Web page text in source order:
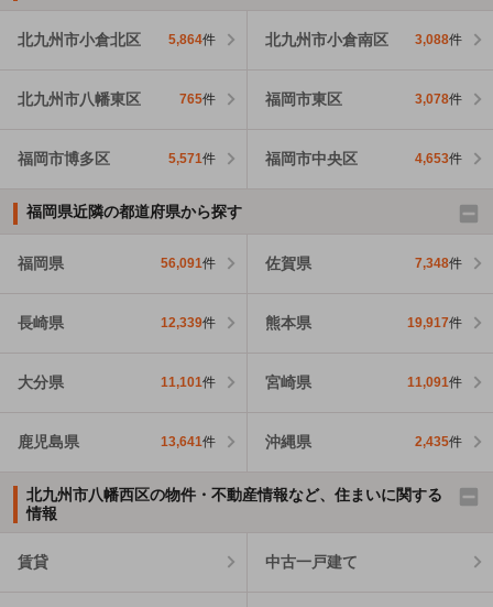
北九州市小倉北区 5,864件 北九州市小倉南区 3,088件
北九州市八幡東区 765件 福岡市東区 3,078件
福岡市博多区 5,571件 福岡市中央区 4,653件
福岡県近隣の都道府県から探す
福岡県 56,091件 佐賀県 7,348件
長崎県 12,339件 熊本県 19,917件
大分県 11,101件 宮崎県 11,091件
鹿児島県 13,641件 沖縄県 2,435件
北九州市八幡西区の物件・不動産情報など、住まいに関する
情報
賃貸 中古一戸建て